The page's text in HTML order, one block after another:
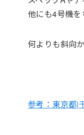
他にも4号機を
何よりも斜向
参考：東京都|